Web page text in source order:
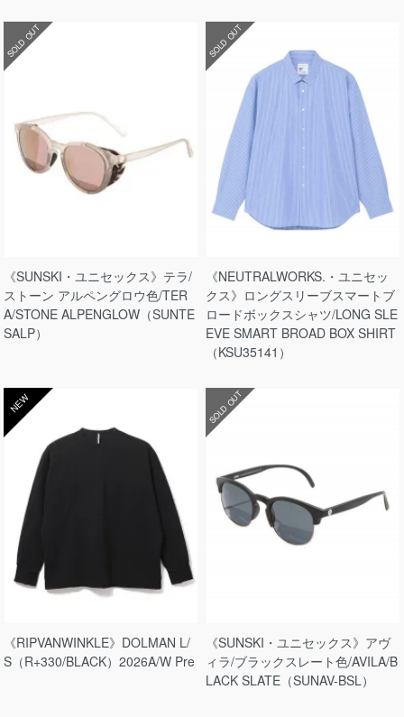
SOLD OUT
《SUNSKI・ユニセックス》テラ/
ストーン アルペングロウ色/TER
A/STONE ALPENGLOW（SUNTE
SALP）
SOLD OUT
《NEUTRALWORKS.・ユニセッ
クス》ロングスリーブスマートブ
ロードボックスシャツ/LONG SLE
EVE SMART BROAD BOX SHIRT
（KSU35141）
NEW
《RIPVANWINKLE》DOLMAN L/
S（R+330/BLACK）2026A/W Pre
SOLD OUT
《SUNSKI・ユニセックス》アヴ
ィラ/ブラックスレート色/AVILA/B
LACK SLATE（SUNAV-BSL）